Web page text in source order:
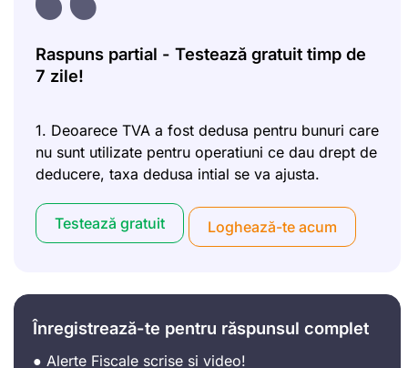
Raspuns partial - Testează gratuit timp de
7 zile!
1. Deoarece TVA a fost dedusa pentru bunuri care
nu sunt utilizate pentru operatiuni ce dau drept de
deducere, taxa dedusa intial se va ajusta.
Testează gratuit Loghează-te acum
Înregistrează-te pentru răspunsul complet
● Alerte Fiscale scrise si video!